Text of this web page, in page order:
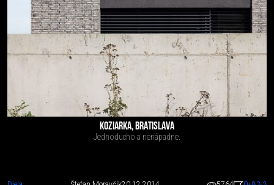
KOZIARKA, BRATISLAVA
Jednoducho a nenápadne.